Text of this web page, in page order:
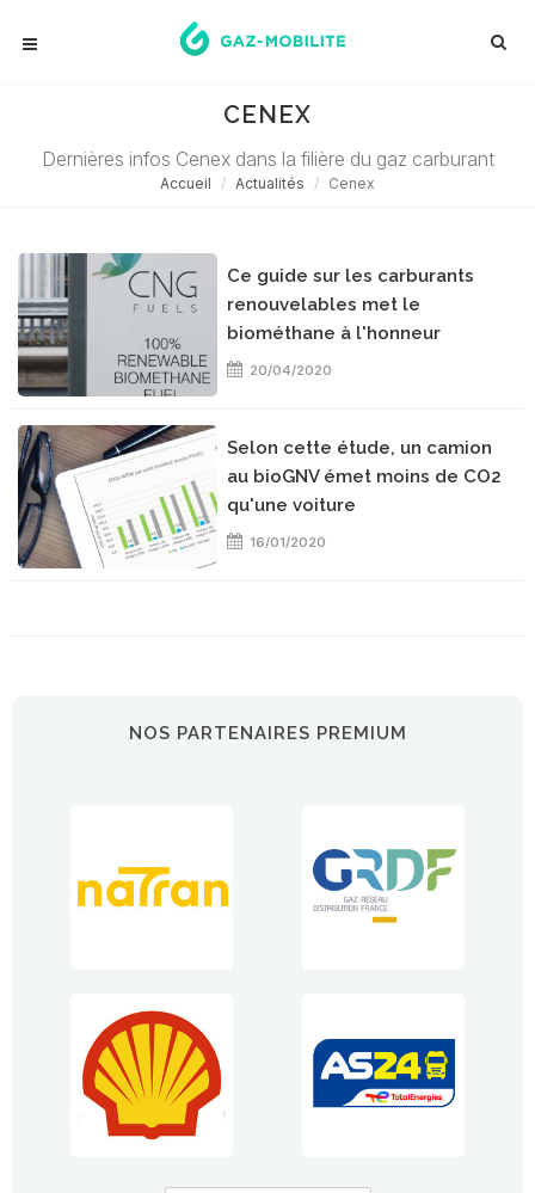
CENEX
Dernières infos Cenex dans la filière du gaz carburant
Accueil Actualités Cenex
Ce guide sur les carburants
renouvelables met le
biométhane à l'honneur
20/04/2020
Selon cette étude, un camion
au bioGNV émet moins de CO2
qu'une voiture
16/01/2020
NOS PARTENAIRES PREMIUM